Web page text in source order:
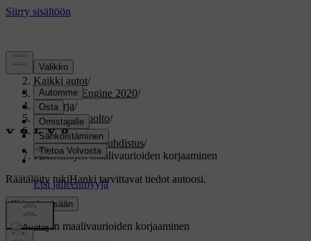
Tuki/
Kaikki autot/
V60 Twin Engine 2020/
Ohjekirja/
Ylläpito ja huolto/
Auton hoito/
Ulkopintojen puhdistus/
Pienehköjen maalivaurioiden korjaaminen
Räätälöity tukiHanki tarvittavat tiedot autoosi.
Kirjaudu sisään
Pienehköjen maalivaurioiden korjaaminen